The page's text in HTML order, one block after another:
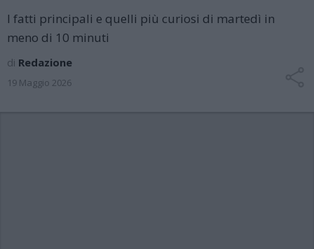
I fatti principali e quelli più curiosi di martedì in
meno di 10 minuti
di Redazione
19 Maggio 2026